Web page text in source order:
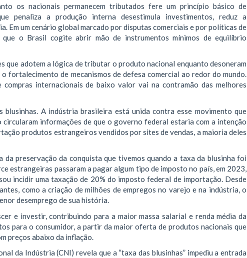
os nacionais permanecem tributados fere um princípio básico de
penaliza a produção interna desestimula investimentos, reduz a
Em um cenário global marcado por disputas comerciais e por políticas de
o Brasil cogite abrir mão de instrumentos mínimos de equilíbrio
que adotem a lógica de tributar o produto nacional enquanto desoneram
fortalecimento de mecanismos de defesa comercial ao redor do mundo.
internacionais de baixo valor vai na contramão das melhores
blusinhas. A indústria brasileira está unida contra esse movimento que
informações de que o governo federal estaria com a intenção
produtos estrangeiros vendidos por sites de vendas, a maioria deles
preservação da conquista que tivemos quando a taxa da blusinha foi
estrangeiras passaram a pagar algum tipo de imposto no país, em 2023,
incidir uma taxação de 20% do imposto federal de importação. Desde
como a criação de milhões de empregos no varejo e na indústria, o
desemprego de sua história.
e investir, contribuindo para a maior massa salarial e renda média da
para o consumidor, a partir da maior oferta de produtos nacionais que
preços abaixo da inflação.
da Indústria (CNI) revela que a “taxa das blusinhas” impediu a entrada